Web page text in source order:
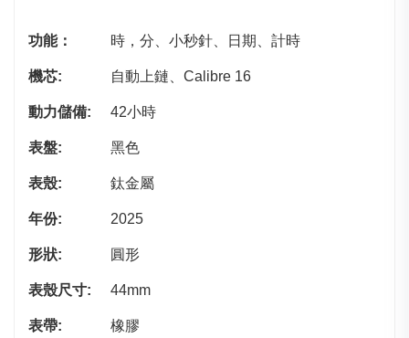
功能： 時，分、小秒針、日期、計時
機芯: 自動上鏈、Calibre 16
動力儲備: 42小時
表盤: 黑色
表殼: 鈦金屬
年份: 2025
形狀: 圓形
表殼尺寸: 44mm
表帶: 橡膠